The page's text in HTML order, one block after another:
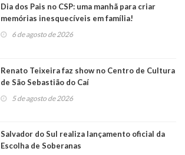
Dia dos Pais no CSP: uma manhã para criar
memórias inesquecíveis em família!
6 de agosto de 2026
Renato Teixeira faz show no Centro de Cultura
de São Sebastião do Caí
5 de agosto de 2026
Salvador do Sul realiza lançamento oficial da
Escolha de Soberanas